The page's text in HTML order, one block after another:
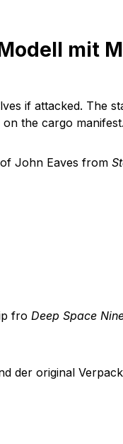
mit
if attacked. The
the cargo manifest.
John Eaves from
fro Deep Space
der original